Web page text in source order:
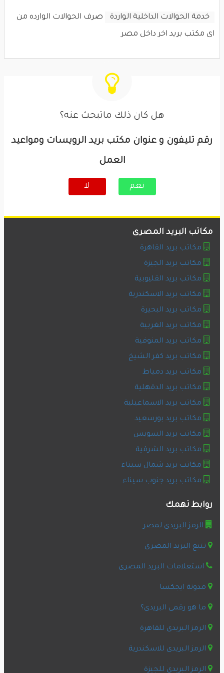
خدمة الحوالات الداخلية الواردة
صرف الحوالات الوارده من
اى مكتب بريد اخر داخل مصر
هل كان ذلك ماتبحث عنه؟
رقم تليفون و عنوان مكتب بريد الرويسات ومواعيد
العمل
نعم لا
مكاتب البريد المصرى
مكاتب بريد القاهرة
مكاتب بريد الجيزة
مكاتب بريد القليوبية
مكاتب بريد الاسكندرية
مكاتب بريد البحيرة
مكاتب بريد الغربية
مكاتب بريد المنوفية
مكاتب بريد كفر الشيخ
مكاتب بريد دمياط
مكاتب بريد الدقهلية
مكاتب بريد الاسماعيلية
مكاتب بريد بورسعيد
مكاتب بريد السويس
مكاتب بريد الشرقية
مكاتب بريد شمال سيناء
مكاتب بريد جنوب سيناء
روابط تهمك
الرمز البريدى لمصر
تتبع البريد المصرى
استعلامات البريد المصرى
مدونة ايجكسا
ما هو رقمى البريدى؟
الرمز البريدى للقاهرة
الرمز البريدى للاسكندرية
الرمز البريدى للجيزة